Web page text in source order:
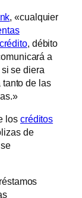
, «cualquier
, débito
a
se diera
tanto de las
los créditos
de